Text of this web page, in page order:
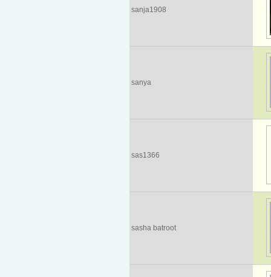
sanja1908
sanya
sas1366
sasha batroot